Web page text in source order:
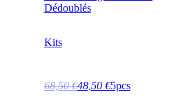
Dédoublés
Kits
68,50 €48,50 €5pcs